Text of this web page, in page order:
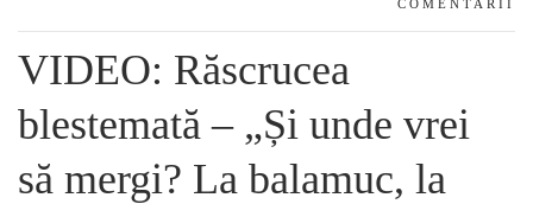
COMENTARII
VIDEO: Răscrucea
blestemată – „Și unde vrei
să mergi? La balamuc, la